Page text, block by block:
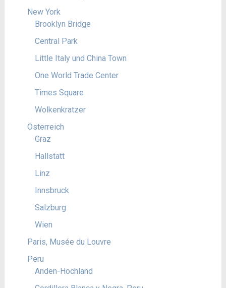
New York
Brooklyn Bridge
Central Park
Little Italy und China Town
One World Trade Center
Times Square
Wolkenkratzer
Österreich
Graz
Hallstatt
Linz
Innsbruck
Salzburg
Wien
Paris, Musée du Louvre
Peru
Anden-Hochland